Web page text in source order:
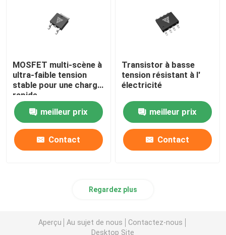
MOSFET multi-scène à
ultra-faible tension
stable pour une charge
rapide
meilleur prix
Contact
Transistor à basse
tension résistant à l'
électricité
meilleur prix
Contact
Regardez plus
Aperçu Au sujet de nous
Contactez-nous
Desktop Site